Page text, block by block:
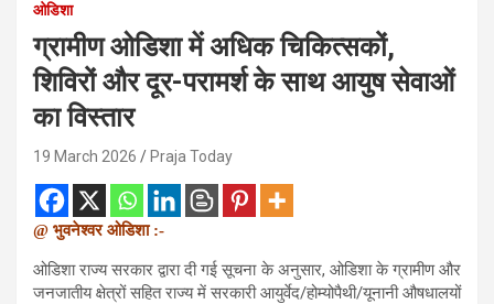
ओडिशा
ग्रामीण ओडिशा में अधिक चिकित्सकों,
शिविरों और दूर-परामर्श के साथ आयुष सेवाओं
का विस्तार
19 March 2026 Praja Today
@ भुवनेश्वर ओडिशा :-
ओडिशा राज्य सरकार द्वारा दी गई सूचना के अनुसार, ओडिशा के ग्रामीण और
जनजातीय क्षेत्रों सहित राज्य में सरकारी आयुर्वेद/होम्योपैथी/यूनानी औषधालयों